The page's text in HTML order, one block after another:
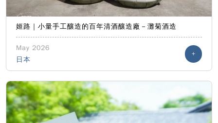
姬路｜小量手工釀造的百年清酒釀造廠－灘菊酒造
May 2026
日本
+